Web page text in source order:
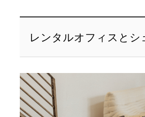
レンタルオフィスとシ